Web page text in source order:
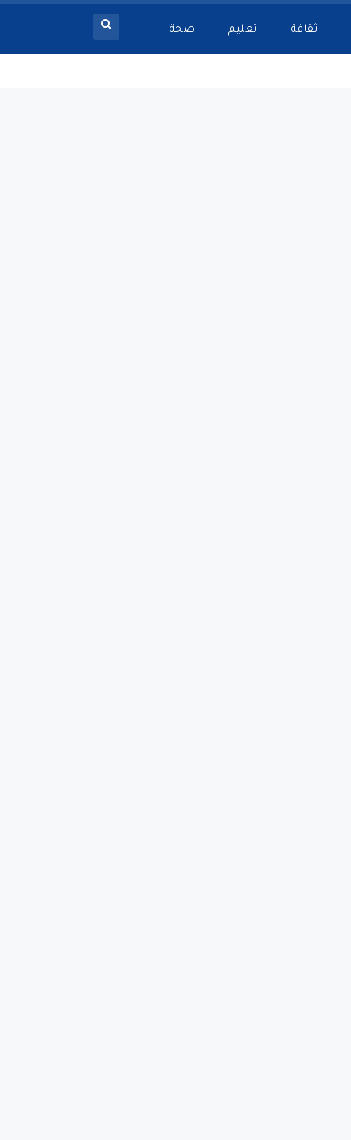
ثقافة تعليم صحة